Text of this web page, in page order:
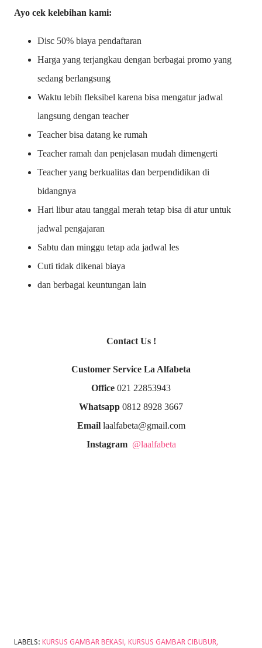
Ayo cek kelebihan kami:
Disc 50% biaya pendaftaran
Harga yang terjangkau dengan berbagai promo yang
sedang berlangsung
Waktu lebih fleksibel karena bisa mengatur jadwal
langsung dengan teacher
Teacher bisa datang ke rumah
Teacher ramah dan penjelasan mudah dimengerti
Teacher yang berkualitas dan berpendidikan di
bidangnya
Hari libur atau tanggal merah tetap bisa di atur untuk
jadwal pengajaran
Sabtu dan minggu tetap ada jadwal les
Cuti tidak dikenai biaya
dan berbagai keuntungan lain
Contact Us !
Customer Service La Alfabeta
Office 021 22853943
Whatsapp 0812 8928 3667
Emaillaalfabeta@gmail.com
Instagram @laalfabeta
LABELS: KURSUS GAMBAR BEKASI KURSUS GAMBAR CIBUBUR